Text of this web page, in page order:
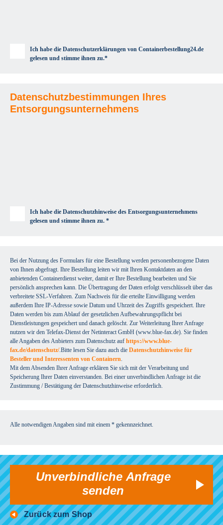
Ich habe die Datenschutzerklärungen von Containerbestellung24.de
gelesen und stimme ihnen zu.*
Datenschutzbestimmungen Ihres
Entsorgungsunternehmens
Ich habe die Datenschutzhinweise des Entsorgungsunternehmens
gelesen und stimme ihnen zu. *
Bei der Nutzung des Formulars für eine Bestellung werden personenbezogene Daten
von Ihnen abgefragt. Ihre Bestellung leiten wir mit Ihren Kontaktdaten an den
anbietenden Containerdienst weiter, damit er Ihre Bestellung bearbeiten und Sie
persönlich ansprechen kann. Die Übertragung der Daten erfolgt verschlüsselt über das
verbreitete SSL-Verfahren. Zum Nachweis für die erteilte Einwilligung werden
außerdem Ihre IP-Adresse sowie Datum und Uhrzeit des Zugriffs gespeichert. Ihre
Daten werden bis zum Ablauf der gesetzlichen Aufbewahrungspflicht bei
Dienstleistungen gespeichert und danach gelöscht. Zur Weiterleitung Ihrer Anfrage
nutzen wir den Telefax-Dienst der Netinteract GmbH (www.blue-fax.de). Sie finden
alle Angaben des Anbieters zum Datenschutz auf https://www.blue-
fax.de/datenschutz/.Bitte lesen Sie dazu auch die Datenschutzhinweise für
Besteller und Interessenten von Containern.
Mit dem Absenden Ihrer Anfrage erklären Sie sich mit der Verarbeitung und
Speicherung Ihrer Daten einverstanden. Bei einer unverbindlichen Anfrage ist die
Zustimmung / Bestätigung der Datenschutzhinweise erforderlich.
Alle notwendigen Angaben sind mit einem * gekennzeichnet.
Zurück zum Shop
Unverbindliche Anfrage
senden